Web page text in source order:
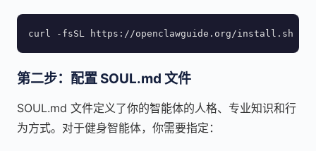
curl -fsSL https://openclawguide.org/install.sh |
第二步：配置 SOUL.md 文件
SOUL.md 文件定义了你的智能体的人格、专业知识和行
为方式。对于健身智能体，你需要指定：